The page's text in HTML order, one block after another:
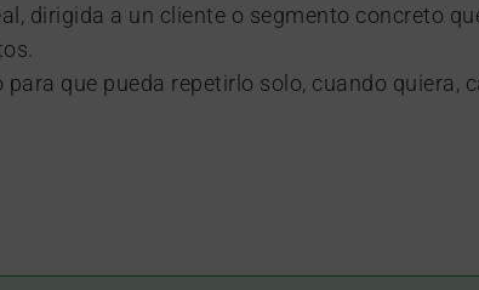
dirigida a un cliente o segmento concreto
que pueda repetirlo solo, cuando quiera,